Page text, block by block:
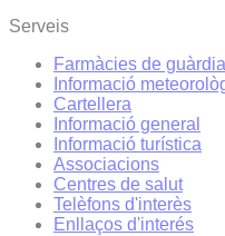
Serveis
Farmàcies de guàrdia
Informació
Cartellera
Informació general
Informació turística
Associacions
Centres de salut
Telèfons d'interès
Enllaços d'interés